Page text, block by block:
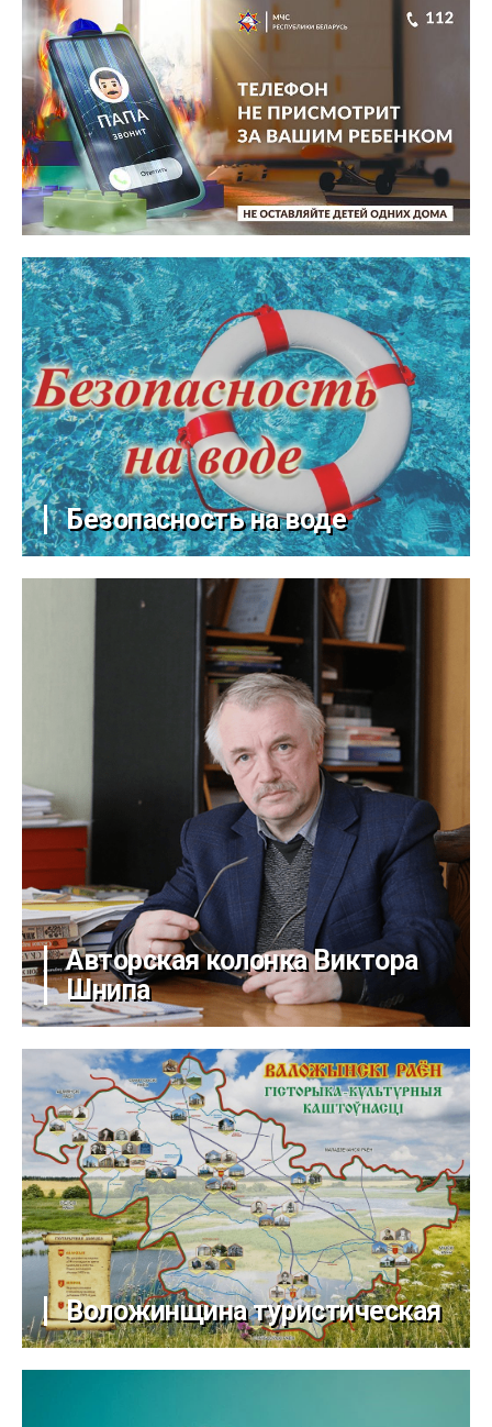
Безопасность на воде
Авторская колонка Виктора
Шнипа
Воложинщина туристическая